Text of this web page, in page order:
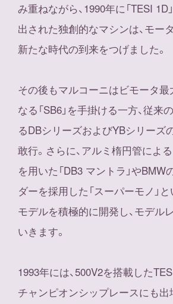
み重ねながら、1990年に「TESI 1D
出された独創的なマシンは、モー
新たな時代の到来をつげました。
その後もマルコーニはビモータ最
なる「SB6」を手掛ける一方、従来
るDBシリーズおよびYBシリーズ
敢行。さらに、アルミ楕円管によ
を用いた「DB3 マントラ」や
ダーを採用した「スーパーモノ」
モデルを積極的に開発し、モデル
いきます。
1993年には、500V2を搭載した
チャンピオンシップレースにも出